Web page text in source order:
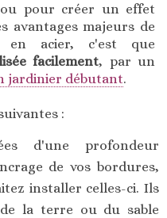
pour créer un effet
avantages majeurs de
en acier, c'est que
facilement, par un
jardinier débutant.
:
d'une profondeur
de vos bordures,
installer celles-ci. Ils
la terre ou du sable